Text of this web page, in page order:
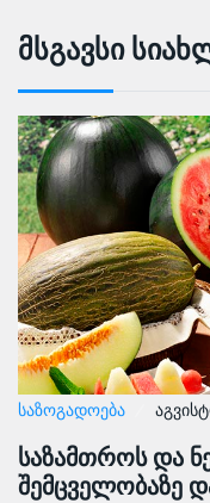
Მსგავსი
ᲡᲐᲖᲝᲒᲐᲓᲝᲔᲑᲐ
საზამთროს და
შემცველობაზე